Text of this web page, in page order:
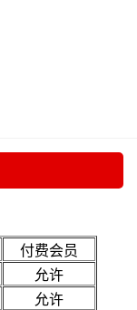
付费会员
允许
允许